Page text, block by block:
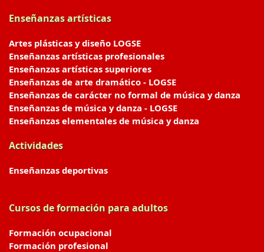
Enseñanzas artísticas
Artes plásticas y diseño LOGSE
Enseñanzas artísticas profesionales
Enseñanzas artísticas superiores
Enseñanzas de arte dramático - LOGSE
Enseñanzas de carácter no formal de música y danza
Enseñanzas de música y danza - LOGSE
Enseñanzas elementales de música y danza
Actividades
Enseñanzas deportivas
Cursos de formación para adultos
Formación ocupacional
Formación profesional